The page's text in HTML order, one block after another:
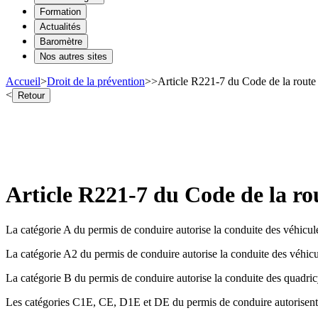
Formation
Actualités
Baromètre
Nos autres sites
Accueil>Droit de la prévention>>Article R221-7 du Code de la
< Retour
Article R221-7 du Code de la
La catégorie A du permis de conduire autorise la conduite des
La catégorie A2 du permis de conduire autorise la conduite des
La catégorie B du permis de conduire autorise la conduite des
Les catégories C1E, CE, D1E et DE du permis de conduire